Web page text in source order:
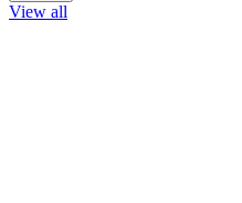
View all